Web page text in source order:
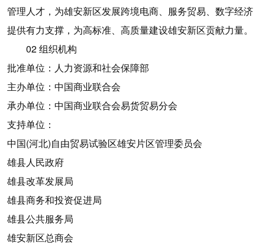
管理人才，为雄安新区发展跨境电商、服务贸易、数字经济
提供有力支撑，为高标准、高质量建设雄安新区贡献力量。
02 组织机构
批准单位：人力资源和社会保障部
主办单位：中国商业联合会
承办单位：中国商业联合会易货贸易分会
支持单位：
中国(河北)自由贸易试验区雄安片区管理委员会
雄县人民政府
雄县改革发展局
雄县商务和投资促进局
雄县公共服务局
雄安新区总商会